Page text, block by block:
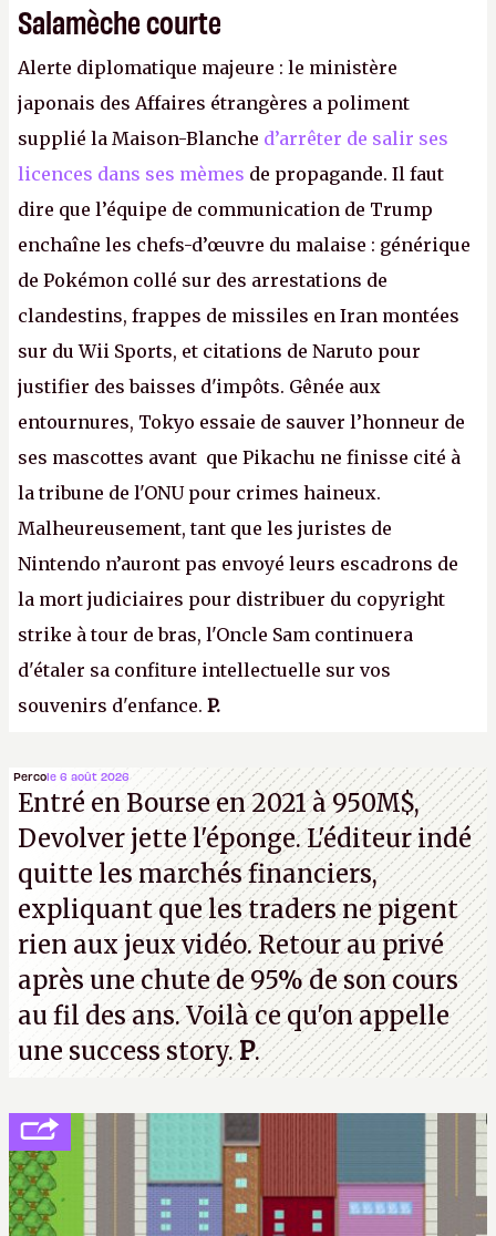
Salamèche courte
Alerte diplomatique majeure : le ministère
japonais des Affaires étrangères a poliment
supplié la Maison-Blanche d’arrêter de salir ses
licences dans ses mèmes de propagande. Il faut
dire que l’équipe de communication de Trump
enchaîne les chefs-d’œuvre du malaise : générique
de Pokémon collé sur des arrestations de
clandestins, frappes de missiles en Iran montées
sur du Wii Sports, et citations de Naruto pour
justifier des baisses d'impôts. Gênée aux
entournures, Tokyo essaie de sauver l’honneur de
ses mascottes avant que Pikachu ne finisse cité à
la tribune de l'ONU pour crimes haineux.
Malheureusement, tant que les juristes de
Nintendo n’auront pas envoyé leurs escadrons de
la mort judiciaires pour distribuer du copyright
strike à tour de bras, l'Oncle Sam continuera
d'étaler sa confiture intellectuelle sur vos
souvenirs d'enfance. P.
Percole 6 août 2026
Entré en Bourse en 2021 à 950M$,
Devolver jette l'éponge. L'éditeur indé
quitte les marchés financiers,
expliquant que les traders ne pigent
rien aux jeux vidéo. Retour au privé
après une chute de 95% de son cours
au fil des ans. Voilà ce qu'on appelle
une success story.P.